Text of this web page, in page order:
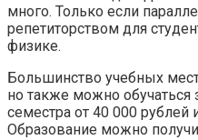
много. Только если
репетиторством для
физике.
Большинство учебных
но также можно обучаться
семестра от 40 000 рублей
Образование можно